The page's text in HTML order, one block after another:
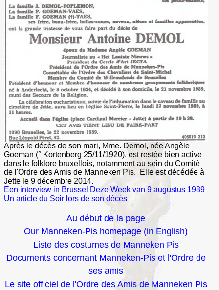
Après le décès de son mari, Mme. Demol, née Angèle
Goeman (° Kortenberg 25/11/1920), est restée bien active
dans le folklore bruxellois, notamment au sein du Comité
de l'Ordre des Amis de Manneken Pis. Elle est décédée à
Jette le 9 décembre 2014.
Een interview in Brussel Deze Week van 9 augustus 1989
Un article du Soir lors de son décès
Au début de la page
Our Manneken-Pis homepage (in English)
Liste des costumes de Manneken Pis
Documents concernant Manneken-Pis et l'Ordre de
ses amis
Le site officiel de l'Ordre des Amis de Manneken Pis